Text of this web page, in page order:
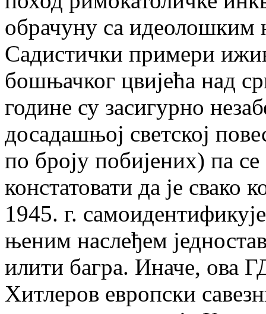
обрачуну са
Садистички примери
бошњачког цвијећа над
године су засигурно
досадашњој светској
по броју побијених) па
констатовати да је свако
1945. г.
њеним наслеђем
илити багра. Иначе, ова
Хитлеров европски